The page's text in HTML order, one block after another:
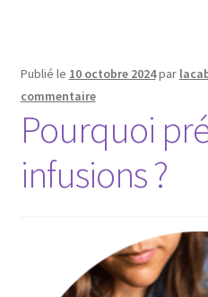
Publié le 10 octobre 2024par
commentaire
Pourquoi
infusions ?